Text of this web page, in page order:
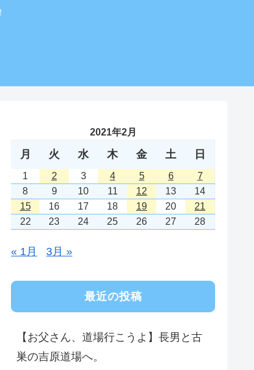
2021年2月
月 火 水 木 金 土 日
1 2 3 4 5 6
7
8
9 10 11 12 13
14
15
16 17 18 19 20
21
22
23 24 25 26 27 28
« 1月 3月 »
最近の投稿
【お父さん、道場行こうよ】長男と古
巣の吉原道場へ。